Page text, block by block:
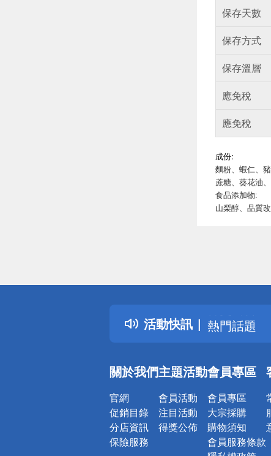
保存天數
保存方式
保存溫層
應免稅
應免稅
成份:
麵粉、蝦仁、
蔗糖、葵花油
食品添加物:
山梨醇、品質
活動快訊
詐騙網頁
得獎公告
熱門話題
銀行優惠
詐騙網頁
關於我們
官網
促銷目錄
分店資訊
保險服務
主題活動
會員活動
注目活動
得獎公佈
會員專區
會員專區
大宗採購
購物須知
會員服務條款